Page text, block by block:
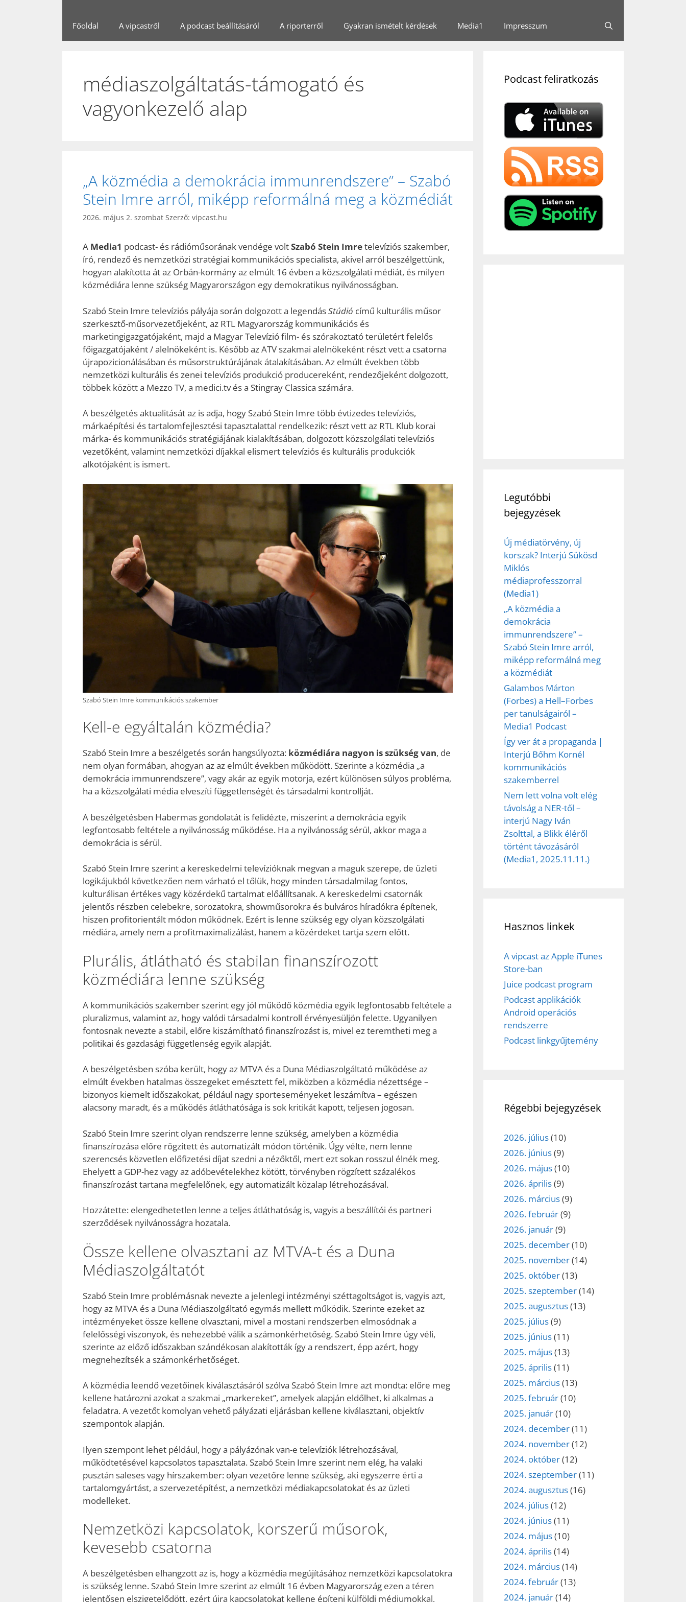
Főoldal A vipcastről A podcast beállításáról A riporterről Gyakran ismételt kérdések Media1 Impresszum
médiaszolgáltatás-támogató és
vagyonkezelő alap
„A közmédia a demokrácia immunrendszere” – Szabó
Stein Imre arról, miképp reformálná meg a közmédiát
2026. május 2. szombat Szerző: vipcast.hu
A Media1 podcast- és rádióműsorának vendége voltSzabó Stein Imretelevíziós szakember,
író, rendező és nemzetközi stratégiai kommunikációs specialista, akivel arról beszélgettünk,
hogyan alakította át az Orbán-kormány az elmúlt 16 évben a közszolgálati médiát, és milyen
közmédiára lenne szükség Magyarországon egy demokratikus nyilvánosságban.
Szabó Stein Imre televíziós pályája során dolgozott a legendásStúdió című kulturális műsor
szerkesztő-műsorvezetőjeként, az RTL Magyarország kommunikációs és
marketingigazgatójaként, majd a Magyar Televízió film- és szórakoztató területért felelős
főigazgatójaként / alelnökeként is. Később az ATV szakmai alelnökeként részt vett a csatorna
újrapozicionálásában és műsorstruktúrájának átalakításában. Az elmúlt években több
nemzetközi kulturális és zenei televíziós produkció producereként, rendezőjeként dolgozott,
többek között a Mezzo TV, a medici.tv és a Stingray Classica számára.
A beszélgetés aktualitását az is adja, hogy Szabó Stein Imre több évtizedes televíziós,
márkaépítési és tartalomfejlesztési tapasztalattal rendelkezik: részt vett az RTL Klub korai
márka- és kommunikációs stratégiájának kialakításában, dolgozott közszolgálati televíziós
vezetőként, valamint nemzetközi díjakkal elismert televíziós és kulturális produkciók
alkotójaként is ismert.
Szabó Stein Imre kommunikációs szakember
Kell-e egyáltalán közmédia?
Szabó Stein Imre a beszélgetés során hangsúlyozta: közmédiára nagyon is szükség van, de
nem olyan formában, ahogyan az az elmúlt években működött. Szerinte a közmédia „a
demokrácia immunrendszere”, vagy akár az egyik motorja, ezért különösen súlyos probléma,
ha a közszolgálati média elveszíti függetlenségét és társadalmi kontrollját.
A beszélgetésben Habermas gondolatát is felidézte, miszerint a demokrácia egyik
legfontosabb feltétele a nyilvánosság működése. Ha a nyilvánosság sérül, akkor maga a
demokrácia is sérül.
Szabó Stein Imre szerint a kereskedelmi televízióknak megvan a maguk szerepe, de üzleti
logikájukból következően nem várható el tőlük, hogy minden társadalmilag fontos,
kulturálisan értékes vagy közérdekű tartalmat előállítsanak. A kereskedelmi csatornák
jelentős részben celebekre, sorozatokra, showműsorokra és bulváros híradókra építenek,
hiszen profitorientált módon működnek. Ezért is lenne szükség egy olyan közszolgálati
médiára, amely nem a profitmaximalizálást, hanem a közérdeket tartja szem előtt.
Plurális, átlátható és stabilan finanszírozott
közmédiára lenne szükség
A kommunikációs szakember szerint egy jól működő közmédia egyik legfontosabb feltétele a
pluralizmus, valamint az, hogy valódi társadalmi kontroll érvényesüljön felette. Ugyanilyen
fontosnak nevezte a stabil, előre kiszámítható finanszírozást is, mivel ez teremtheti meg a
politikai és gazdasági függetlenség egyik alapját.
A beszélgetésben szóba került, hogy az MTVA és a Duna Médiaszolgáltató működése az
elmúlt években hatalmas összegeket emésztett fel, miközben a közmédia nézettsége –
bizonyos kiemelt időszakokat, például nagy sporteseményeket leszámítva – egészen
alacsony maradt, és a működés átláthatósága is sok kritikát kapott, teljesen jogosan.
Szabó Stein Imre szerint olyan rendszerre lenne szükség, amelyben a közmédia
finanszírozása előre rögzített és automatizált módon történik. Úgy vélte, nem lenne
szerencsés közvetlen előfizetési díjat szedni a nézőktől, mert ezt sokan rosszul élnék meg.
Ehelyett a GDP-hez vagy az adóbevételekhez kötött, törvényben rögzített százalékos
finanszírozást tartana megfelelőnek, egy automatizált közalap létrehozásával.
Hozzátette: elengedhetetlen lenne a teljes átláthatóság is, vagyis a beszállítói és partneri
szerződések nyilvánosságra hozatala.
Össze kellene olvasztani az MTVA-t és a Duna
Médiaszolgáltatót
Szabó Stein Imre problémásnak nevezte a jelenlegi intézményi széttagoltságot is, vagyis azt,
hogy az MTVA és a Duna Médiaszolgáltató egymás mellett működik. Szerinte ezeket az
intézményeket össze kellene olvasztani, mivel a mostani rendszerben elmosódnak a
felelősségi viszonyok, és nehezebbé válik a számonkérhetőség. Szabó Stein Imre úgy véli,
szerinte az előző időszakban szándékosan alakították így a rendszert, épp azért, hogy
megnehezítsék a számonkérhetőséget.
A közmédia leendő vezetőinek kiválasztásáról szólva Szabó Stein Imre azt mondta: előre meg
kellene határozni azokat a szakmai „markereket”, amelyek alapján eldőlhet, ki alkalmas a
feladatra. A vezetőt komolyan vehető pályázati eljárásban kellene kiválasztani, objektív
szempontok alapján.
Ilyen szempont lehet például, hogy a pályázónak van-e televíziók létrehozásával,
működtetésével kapcsolatos tapasztalata. Szabó Stein Imre szerint nem elég, ha valaki
pusztán saleses vagy hírszakember: olyan vezetőre lenne szükség, aki egyszerre érti a
tartalomgyártást, a szervezetépítést, a nemzetközi médiakapcsolatokat és az üzleti
modelleket.
Nemzetközi kapcsolatok, korszerű műsorok,
kevesebb csatorna
A beszélgetésben elhangzott az is, hogy a közmédia megújításához nemzetközi kapcsolatokra
is szükség lenne. Szabó Stein Imre szerint az elmúlt 16 évben Magyarország ezen a téren
jelentősen elszigetelődött, ezért újra kapcsolatokat kellene építeni külföldi médiumokkal,
Podcast feliratkozás
Legutóbbi
bejegyzések
Új médiatörvény, új
korszak? Interjú Sükösd
Miklós
médiaprofesszorral
(Media1)
„A közmédia a
demokrácia
immunrendszere” –
Szabó Stein Imre arról,
miképp reformálná meg
a közmédiát
Galambos Márton
(Forbes) a Hell–Forbes
per tanulságairól –
Media1 Podcast
Így ver át a propaganda |
Interjú Bőhm Kornél
kommunikációs
szakemberrel
Nem lett volna volt elég
távolság a NER-től –
interjú Nagy Iván
Zsolttal, a Blikk éléről
történt távozásáról
(Media1, 2025.11.11.)
Hasznos linkek
A vipcast az Apple iTunes
Store-ban
Juice podcast program
Podcast applikációk
Android operációs
rendszerre
Podcast linkgyűjtemény
Régebbi bejegyzések
2026. július(10)
2026. június(9)
2026. május(10)
2026. április(9)
2026. március(9)
2026. február(9)
2026. január(9)
2025. december(10)
2025. november(14)
2025. október(13)
2025. szeptember(14)
2025. augusztus(13)
2025. július(9)
2025. június(11)
2025. május(13)
2025. április(11)
2025. március(13)
2025. február(10)
2025. január(10)
2024. december(11)
2024. november(12)
2024. október(12)
2024. szeptember(11)
2024. augusztus(16)
2024. július(12)
2024. június(11)
2024. május(10)
2024. április(14)
2024. március(14)
2024. február(13)
2024. január(14)